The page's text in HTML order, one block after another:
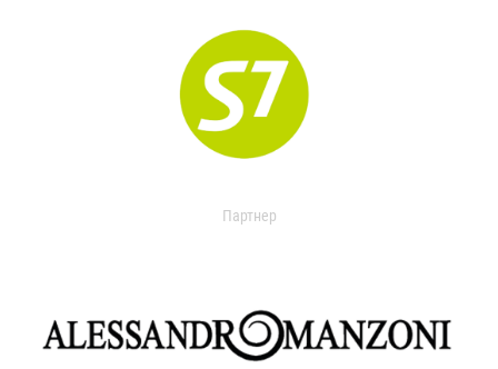
Партнер